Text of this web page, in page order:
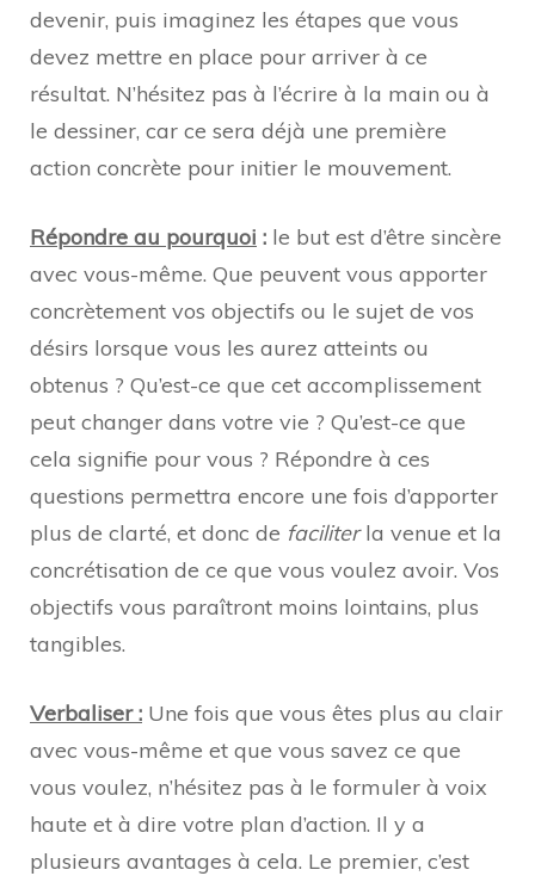
devenir, puis imaginez les étapes que vous
devez mettre en place pour arriver à ce
résultat. N’hésitez pas à l’écrire à la main ou à
le dessiner, car ce sera déjà une première
action concrète pour initier le mouvement.
Répondre au pourquoi : le but est d’être sincère
avec vous-même. Que peuvent vous apporter
concrètement vos objectifs ou le sujet de vos
désirs lorsque vous les aurez atteints ou
obtenus ? Qu’est-ce que cet accomplissement
peut changer dans votre vie ? Qu’est-ce que
cela signifie pour vous ? Répondre à ces
questions permettra encore une fois d’apporter
plus de clarté, et donc de faciliterla venue et la
concrétisation de ce que vous voulez avoir. Vos
objectifs vous paraîtront moins lointains, plus
tangibles.
Verbaliser : Une fois que vous êtes plus au clair
avec vous-même et que vous savez ce que
vous voulez, n’hésitez pas à le formuler à voix
haute et à dire votre plan d’action. Il y a
plusieurs avantages à cela. Le premier, c’est